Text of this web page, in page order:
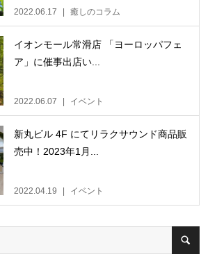
2022.06.17 癒しのコラム
イオンモール常滑店 「ヨーロッパフェ
ア」に催事出店い...
2022.06.07 イベント
新丸ビル 4F にてリラクサウンド商品販
売中！2023年1月...
2022.04.19 イベント